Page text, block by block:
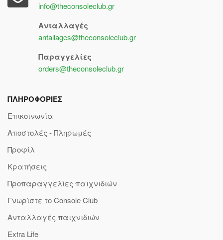
info@theconsoleclub.gr
Ανταλλαγές
antallages@theconsoleclub.gr
Παραγγελίες
orders@theconsoleclub.gr
ΠΛΗΡΟΦΟΡΙΕΣ
Επικοινωνία
Αποστολές - Πληρωμές
Προφίλ
Κρατήσεις
Προπαραγγελίες παιχνιδιών
Γνωρίστε το Console Club
Ανταλλαγές παιχνιδιών
Extra Life